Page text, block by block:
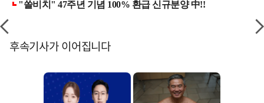
후속기사가 이어집니다